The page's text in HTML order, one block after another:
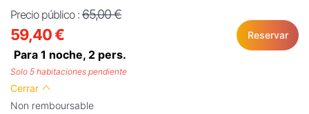
Precio público : 65,00 €
59,40 €
Para 1 noche, 2 pers.
Reservar
Solo 5 habitaciones pendiente
Cerrar
Non remboursable